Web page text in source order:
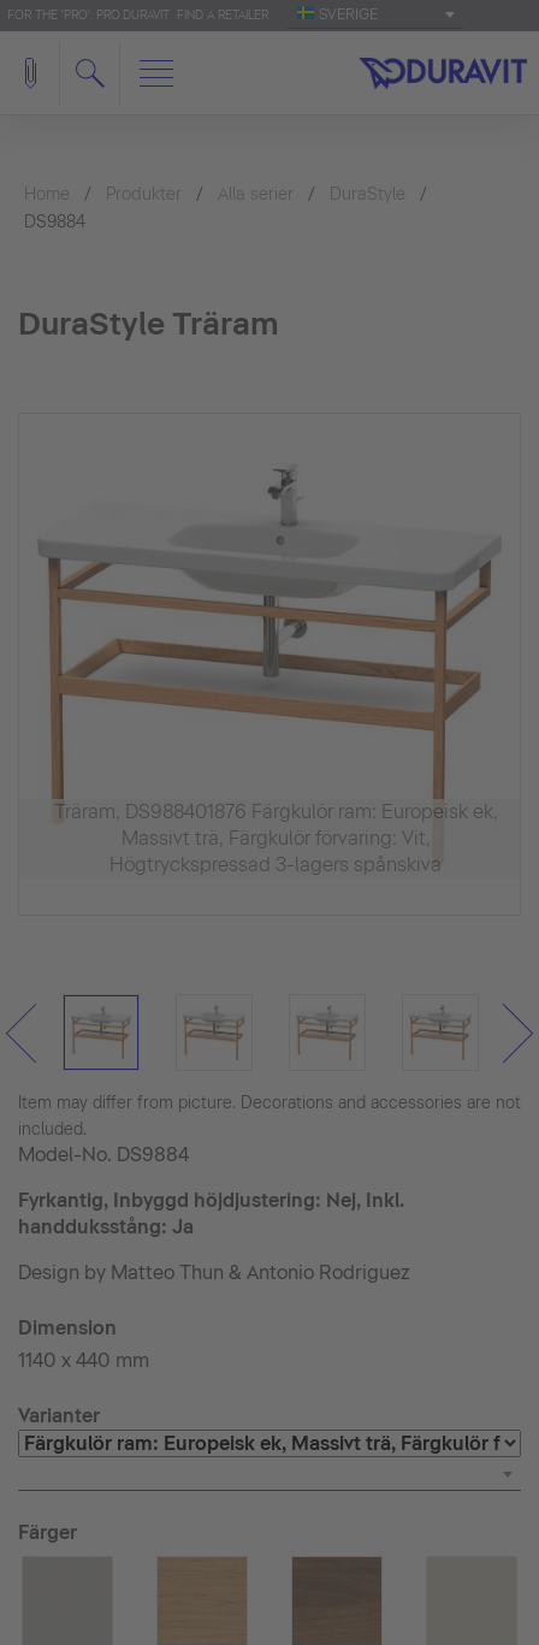
FOR THE 'PRO': PRO.DURAVIT FIND A RETAILER SVERIGE
Home Produkter Alla serier
DuraStyle
DS9884
DuraStyle Träram
Träram, DS988401876 Färgkulör ram: Europeisk ek,
Massivt trä, Färgkulör förvaring: Vit,
Högtryckspressad 3-lagers spånskiva
Item may differ from picture. Decorations and accessories are not
included.
Model-No. DS9884
Fyrkantig, Inbyggd höjdjustering: Nej, Inkl.
handduksstång: Ja
Design by Matteo Thun & Antonio Rodriguez
Dimension
1140 x 440 mm
Varianter
Färger